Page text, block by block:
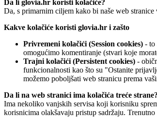
Da li glovia.hr koristi kolačiće?
Da, s primarnim ciljem kako bi naše web
Kakve kolačiće koristi glovia.hr i zašto
Privremeni kolačići (Session cookies) - to
omogućimo komentiranje (stvari koje
Trajni kolačići (Persistent cookies) -
funkcionalnosti kao što su "Ostanite
možemo poboljšati web stranicu prema
Da li na web stranici ima kolačića treće strane?
Ima nekoliko vanjskih servisa koji korisniku
korisnicima olakšavaju pristup sadržaju.